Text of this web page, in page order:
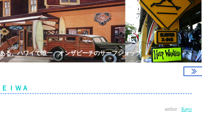
る、ハワイで唯一、オンザビーチのサーフショップ
ＩＷＡ
author : Kayo